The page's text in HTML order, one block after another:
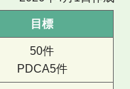
目標
50件
PDCA5件